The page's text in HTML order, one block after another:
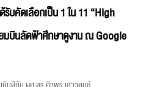
รับคัดเลือกเป็น 1 ใน 11 “High
มบินลัดฟ้าศึกษาดูงาน ณ Google